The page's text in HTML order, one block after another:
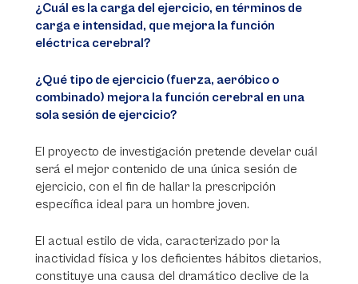
¿Cuál es la carga del ejercicio, en términos de
carga e intensidad, que mejora la función
eléctrica cerebral?
¿Qué tipo de ejercicio (fuerza, aeróbico o
combinado) mejora la función cerebral en una
sola sesión de ejercicio?
El proyecto de investigación pretende develar cuál
será el mejor contenido de una única sesión de
ejercicio, con el fin de hallar la prescripción
específica ideal para un hombre joven.
El actual estilo de vida, caracterizado por la
inactividad física y los deficientes hábitos dietarios,
constituye una causa del dramático declive de la